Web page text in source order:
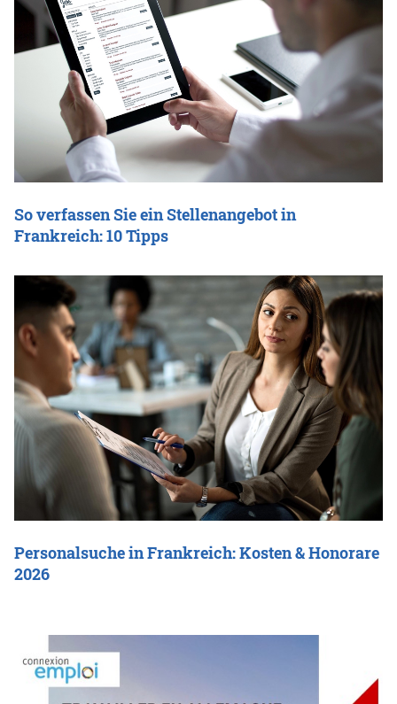
So verfassen Sie ein Stellenangebot in
Frankreich: 10 Tipps
Personalsuche in Frankreich: Kosten & Honorare
2026